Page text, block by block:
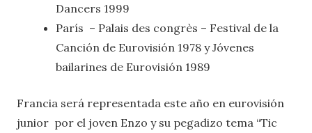
Dancers 1999
París – Palais des congrès – Festival de la
Canción de Eurovisión 1978 y Jóvenes
bailarines de Eurovisión 1989
Francia será representada este año en eurovisión
junior por el joven Enzo y su pegadizo tema “Tic